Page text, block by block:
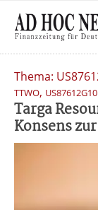
Thema:
TTWO,
Targa
Konsens